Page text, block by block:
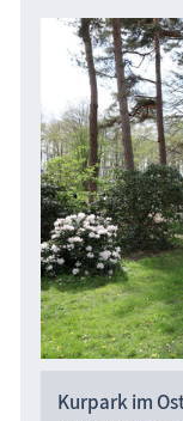
Kurpark im